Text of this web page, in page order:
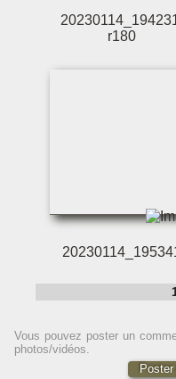
r180
Vous pouvez poster un
photos/vidéos.